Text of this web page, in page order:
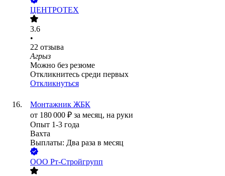
ЦЕНТРОТЕХ
3.6
•
22 отзыва
Агрыз
Можно без резюме
Откликнитесь среди первых
Откликнуться
Монтажник ЖБК
от 180 000 ₽ за месяц, на руки
Опыт 1-3 года
Вахта
Выплаты: Два раза в месяц
ООО Рт-Стройгрупп